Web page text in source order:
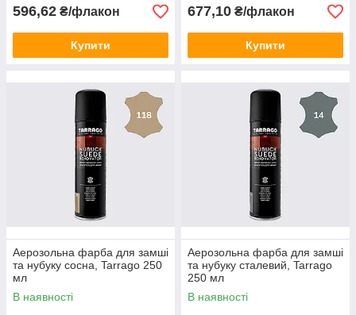
596,62 ₴/флакон
Купити
677,10 ₴/флакон
Купити
Аерозольна фарба для замші
та нубуку сосна, Tarrago 250
мл
В наявності
Аерозольна фарба для замші
та нубуку сталевий, Tarrago
250 мл
В наявності